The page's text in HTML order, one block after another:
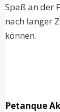
Spaß an der
nach langer
können.
Petanque